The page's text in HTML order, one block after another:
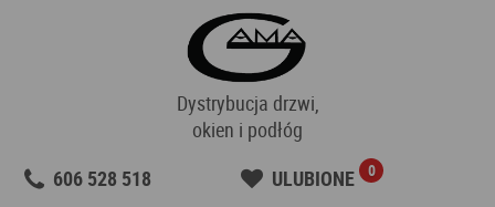
Dystrybucja drzwi,
okien i podłóg
606 528 518
ULUBIONE 0